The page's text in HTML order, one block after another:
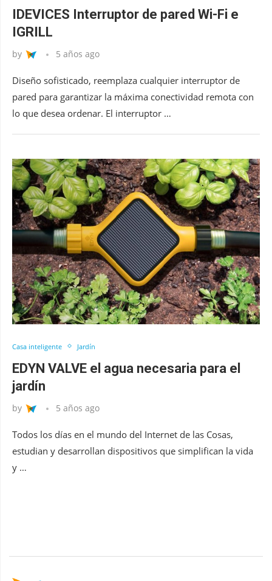
IDEVICES Interruptor de pared Wi-Fi e
IGRILL
by 5 años ago
Diseño sofisticado, reemplaza cualquier interruptor de
pared para garantizar la máxima conectividad remota con
lo que desea ordenar. El interruptor …
Casa inteligente Jardín
EDYN VALVE el agua necesaria para el
jardín
by 5 años ago
Todos los días en el mundo del Internet de las Cosas,
estudian y desarrollan dispositivos que simplifican la vida
y …